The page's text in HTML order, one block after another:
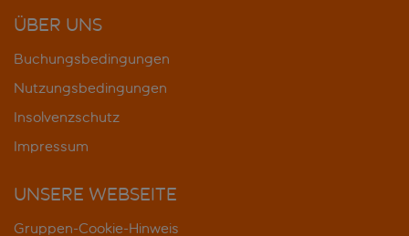
ÜBER UNS
Buchungsbedingungen
Nutzungsbedingungen
Insolvenzschutz
Impressum
UNSERE WEBSEITE
Gruppen-Cookie-Hinweis